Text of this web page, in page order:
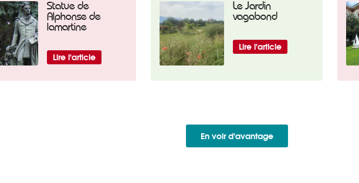
Statue de
Alphonse de
lamartine
Lire l'article
Le Jardin
vagabond
Lire l'article
En voir d'avantage